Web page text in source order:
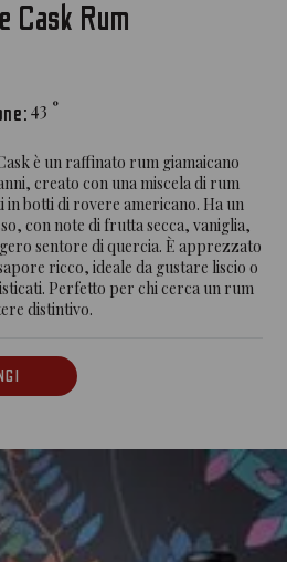
Cask Rum
43 °
è un raffinato rum giamaicano
creato con una miscela di rum
in botti di rovere americano. Ha un
con note di frutta secca, vaniglia,
sentore di quercia. È apprezzato
ricco, ideale da gustare liscio o
Perfetto per chi cerca un rum
distintivo.